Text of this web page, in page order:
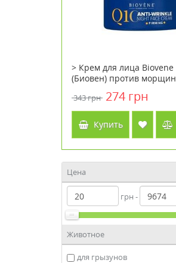
> Крем для лица Biovene
(Биовен) против морщин
343 грн 274 грн
Купить
Цена
грн -
Животное
для грызунов